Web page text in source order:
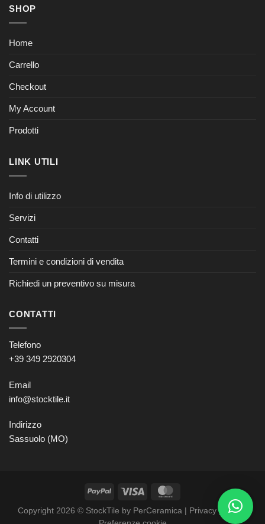
SHOP
Home
Carrello
Checkout
My Account
Prodotti
LINK UTILI
Info di utilizzo
Servizi
Contatti
Termini e condizioni di vendita
Richiedi un preventivo su misura
CONTATTI
Telefono
+39 349 2920304
Email
info@stocktile.it
Indirizzo
Sassuolo (MO)
Copyright 2026 © StockTile by PerCeramica | Privacy policy–